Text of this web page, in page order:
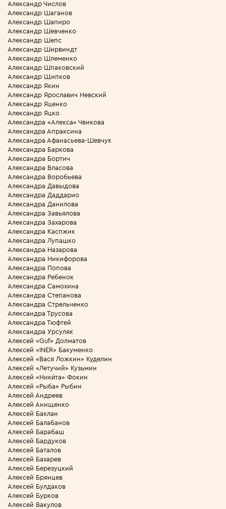
Александр Числов
Александр Шаганов
Александр Шапиро
Александр Шевченко
Александр Шепс
Александр Ширвиндт
Александр Шлеменко
Александр Шпаковский
Александр Щипков
Александр Якин
Александр Ярославич Невский
Александр Яценко
Александр Яцко
Александра «Алекса» Чвикова
Александра Апраксина
Александра Афанасьева-Шевчук
Александра Баркова
Александра Бортич
Александра Власова
Александра Воробьева
Александра Давыдова
Александра Даддарио
Александра Данилова
Александра Завьялова
Александра Захарова
Александра Каспжик
Александра Лупашко
Александра Назарова
Александра Никифорова
Александра Попова
Александра Ребенок
Александра Самохина
Александра Степанова
Александра Стрельченко
Александра Трусова
Александра Тюфтей
Александра Урсуляк
Алексей «Guf» Долматов
Алексей «INER» Бакуменко
Алексей «Вася Ложкин» Куделин
Алексей «Летучий» Кузьмин
Алексей «Ники́та» Фокин
Алексей «Рыба» Рыбин
Алексей Андреев
Алексей Анищенко
Алексей Баклан
Алексей Балабанов
Алексей Барабаш
Алексей Бардуков
Алексей Баталов
Алексей Бахарев
Алексей Березуцкий
Алексей Брянцев
Алексей Булдаков
Алексей Бурков
Алексей Вакулов